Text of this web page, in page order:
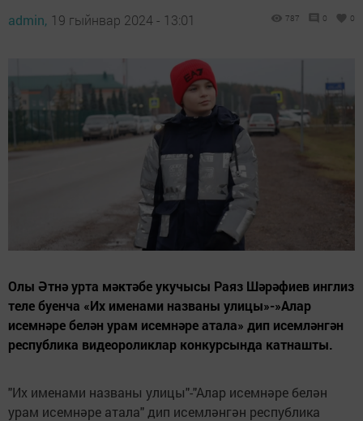
admin, 19 гыйнвар 2024 - 13:01 787 0 0
Олы Әтнә урта мәктәбе укучысы Раяз Шәрәфиев инглиз
теле буенча «Их именами названы улицы»-»Алар
исемнәре белән урам исемнәре атала» дип исемләнгән
республика видеороликлар конкурсында катнашты.
"Их именами названы улицы"-"Алар исемнәре белән
урам исемнәре атала" дип исемләнгән республика